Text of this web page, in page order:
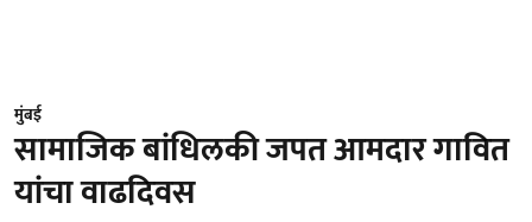
मुंबई
सामाजिक बांधिलकी जपत आमदार गावित
यांचा वाढदिवस